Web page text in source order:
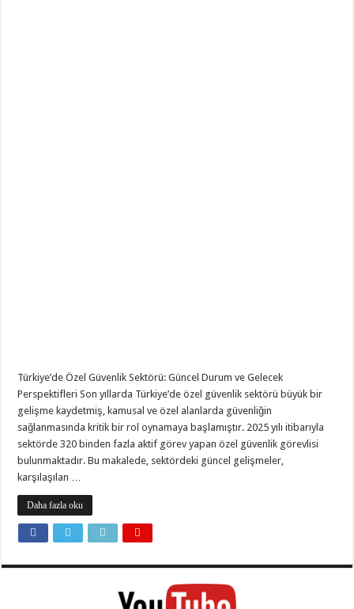
Türkiye’de Özel Güvenlik Sektörü: Güncel Durum ve Gelecek
Perspektifleri Son yıllarda Türkiye’de özel güvenlik sektörü büyük bir
gelişme kaydetmiş, kamusal ve özel alanlarda güvenliğin
sağlanmasında kritik bir rol oynamaya başlamıştır. 2025 yılı itibarıyla
sektörde 320 binden fazla aktif görev yapan özel güvenlik görevlisi
bulunmaktadır. Bu makalede, sektördeki güncel gelişmeler,
karşılaşılan …
Daha fazla oku